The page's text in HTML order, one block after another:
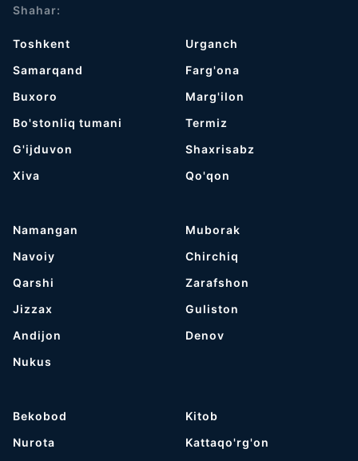
Shahar:
Toshkent
Samarqand
Buxoro
Bo'stonliq tumani
G'ijduvon
Хiva
Urganch
Farg'ona
Marg'ilon
Termiz
Shaxrisabz
Qo'qon
Namangan
Navoiy
Qarshi
Jizzax
Andijon
Nukus
Muborak
Chirchiq
Zarafshon
Guliston
Denov
Bekobod
Nurota
Kitob
Kattaqo'rg'on